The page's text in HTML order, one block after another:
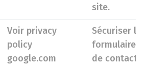
site.
Voir privacy
policy
google.com
Sécuriser le
formulaire
de contact